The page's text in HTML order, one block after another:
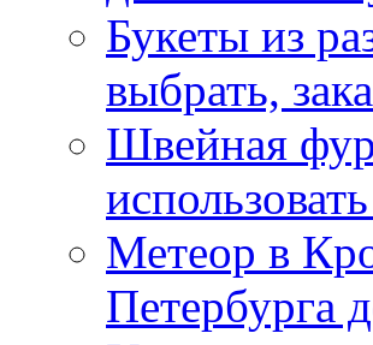
Букеты из
выбрать,
Швейная
Метеор в
Петербурга